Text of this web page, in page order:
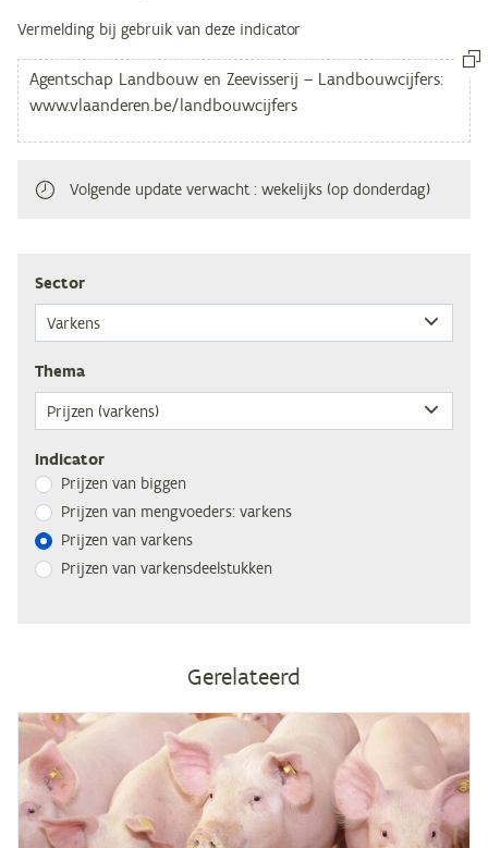
Vermelding bij gebruik van deze indicator
Volgende update verwacht: wekelijks (op donderdag)
Sec­tor
The­ma
Indicator
Prij­zen van biggen
Prij­zen van meng­voe­ders: varkens
Prij­zen van varkens
Prij­zen van varkensdeelstukken
Gerelateerd